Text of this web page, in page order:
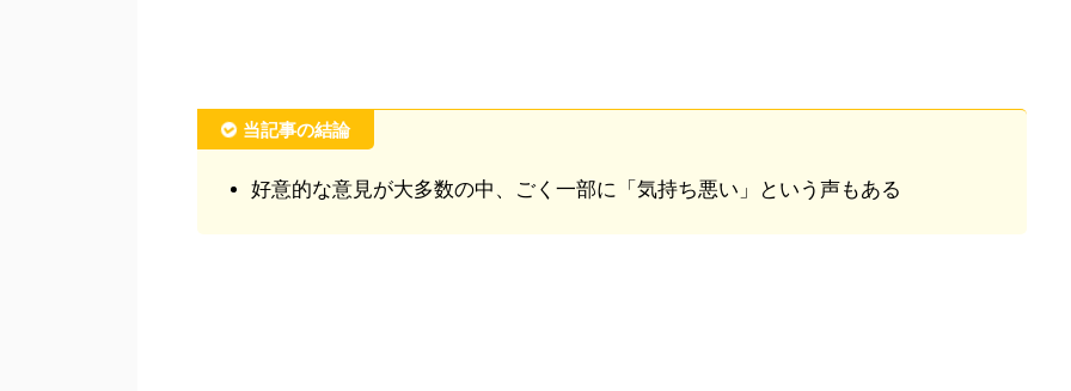
当記事の結論
好意的な意見が大多数の中、ごく一部に「気持ち悪い」という声もある